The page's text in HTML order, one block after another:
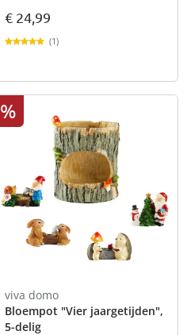
€ 24,99
(1)
%
viva domo
Bloempot "Vier jaargetijden",
5-delig